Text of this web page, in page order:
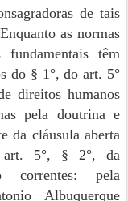
de tais
as normas
têm
do § 1°, do art. 5°
direitos humanos
pela doutrina e
da cláusula aberta
art. 5°, § 2°, da
correntes: pela
Albuquerque